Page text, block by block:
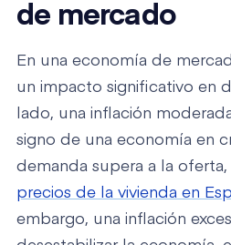
de mercado
En una economía de
un impacto significativo en
lado, una inflación
signo de una economía en
demanda supera a la
precios de la vivienda en
embargo, una inflación